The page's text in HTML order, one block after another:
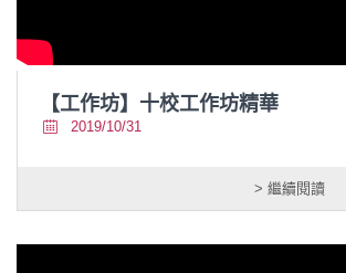
【工作坊】十校工作坊精華
2019/10/31
> 繼續閱讀